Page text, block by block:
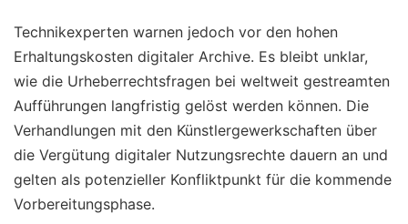
Technikexperten warnen jedoch vor den hohen
Erhaltungskosten digitaler Archive. Es bleibt unklar,
wie die Urheberrechtsfragen bei weltweit gestreamten
Aufführungen langfristig gelöst werden können. Die
Verhandlungen mit den Künstlergewerkschaften über
die Vergütung digitaler Nutzungsrechte dauern an und
gelten als potenzieller Konfliktpunkt für die kommende
Vorbereitungsphase.